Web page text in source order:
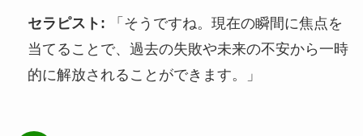
セラピスト: 「そうですね。現在の瞬間に焦点を
当てることで、過去の失敗や未来の不安から一時
的に解放されることができます。」